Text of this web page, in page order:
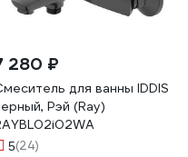
280 ₽
для ванны IDDIS
Рэй (Ray)
5(24)